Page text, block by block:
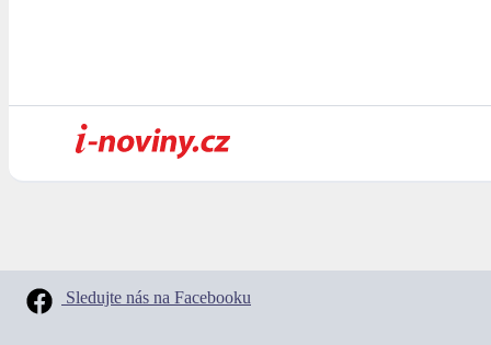
Sledujte nás na Facebooku